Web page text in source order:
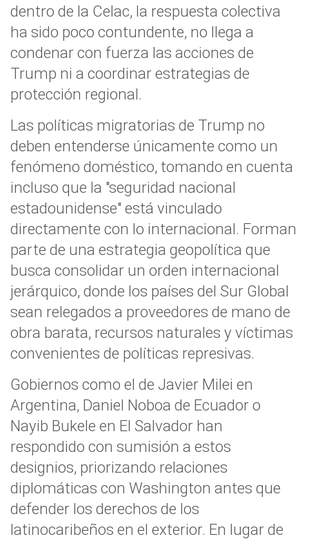
dentro de la Celac, la respuesta colectiva
ha sido poco contundente, no llega a
condenar con fuerza las acciones de
Trump ni a coordinar estrategias de
protección regional.
Las políticas migratorias de Trump no
deben entenderse únicamente como un
fenómeno doméstico, tomando en cuenta
incluso que la "seguridad nacional
estadounidense" está vinculado
directamente con lo internacional. Forman
parte de una estrategia geopolítica que
busca consolidar un orden internacional
jerárquico, donde los países del Sur Global
sean relegados a proveedores de mano de
obra barata, recursos naturales y víctimas
convenientes de políticas represivas.
Gobiernos como el de Javier Milei en
Argentina, Daniel Noboa de Ecuador o
Nayib Bukele en El Salvador han
respondido con sumisión a estos
designios, priorizando relaciones
diplomáticas con Washington antes que
defender los derechos de los
latinocaribeños en el exterior. En lugar de